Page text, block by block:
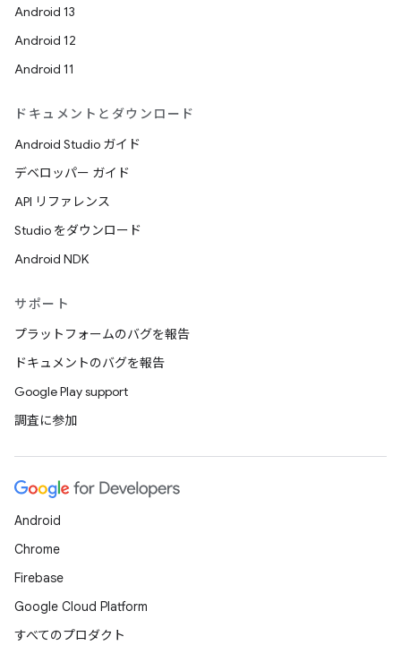
Android 13
Android 12
Android 11
ドキュメントとダウンロード
Android Studio ガイド
デベロッパー ガイド
API リファレンス
Studio をダウンロード
Android NDK
サポート
プラットフォームのバグを報告
ドキュメントのバグを報告
Google Play support
調査に参加
Android
Chrome
Firebase
Google Cloud Platform
すべてのプロダクト